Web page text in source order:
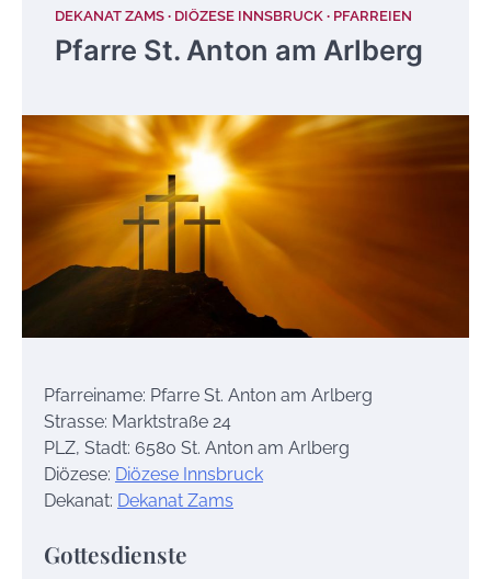
DEKANAT ZAMS DIÖZESE INNSBRUCK PFARREIEN
Pfarre St. Anton am Arlberg
Pfarreiname: Pfarre St. Anton am Arlberg
Strasse: Marktstraße 24
PLZ, Stadt: 6580 St. Anton am Arlberg
Diözese: Diözese Innsbruck
Dekanat: Dekanat Zams
Gottesdienste